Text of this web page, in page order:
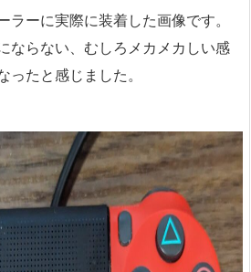
ラーに実際に装着した画像です。
ならない、むしろメカメカしい感
ったと感じました。